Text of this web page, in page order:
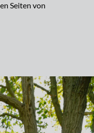
Seiten von